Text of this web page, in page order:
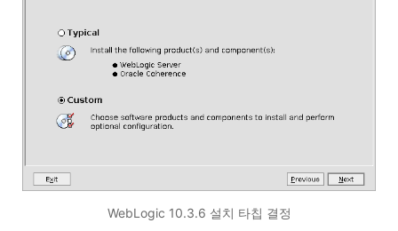
WebLogic 10.3.6 설치 타칩 결정